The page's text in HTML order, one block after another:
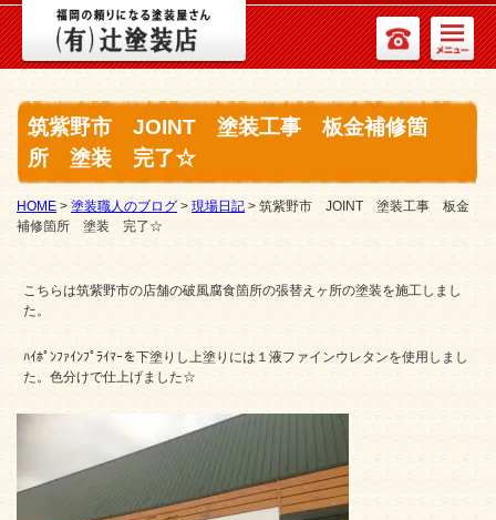
筑紫野市 JOINT 塗装工事 板金補修箇
所 塗装 完了☆
HOME > 塗装職人のブログ > 現場日記 > 筑紫野市 JOINT 塗装工事 板金
補修箇所 塗装 完了☆
こちらは筑紫野市の店舗の破風腐食箇所の張替えヶ所の塗装を施工しまし
た。
ﾊｲﾎﾟﾝﾌｧｲﾝﾌﾟﾗｲﾏｰを下塗りし上塗りには１液ファインウレタンを使用しまし
た。色分けで仕上げました☆